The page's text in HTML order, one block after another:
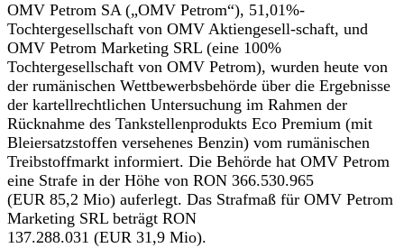
OMV Petrom SA („OMV Petrom“), 51,01%-
Tochtergesellschaft von OMV Aktiengesell-schaft, und
OMV Petrom Marketing SRL (eine 100%
Tochtergesellschaft von OMV Petrom), wurden heute von
der rumänischen Wettbewerbsbehörde über die Ergebnisse
der kartellrechtlichen Untersuchung im Rahmen der
Rücknahme des Tankstellenprodukts Eco Premium (mit
Bleiersatzstoffen versehenes Benzin) vom rumänischen
Treibstoffmarkt informiert. Die Behörde hat OMV Petrom
eine Strafe in der Höhe von RON 366.530.965
(EUR 85,2 Mio) auferlegt. Das Strafmaß für OMV Petrom
Marketing SRL beträgt RON
137.288.031 (EUR 31,9 Mio).